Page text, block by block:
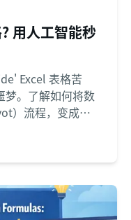
用人工智能秒
Excel 表格苦
梦。了解如何将数
）流程，变成与